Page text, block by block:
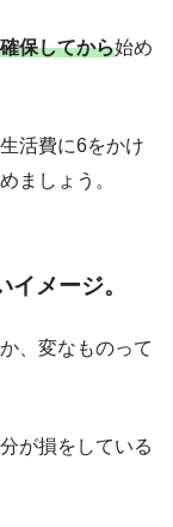
保してから始め
活費に6をかけ
ましょう。
メージ。
、変なものって
が損をしている